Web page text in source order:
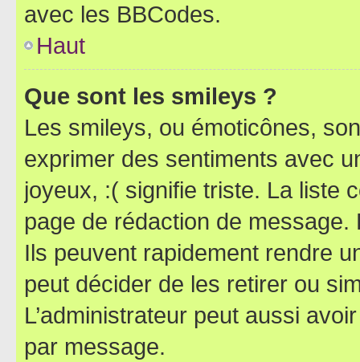
avec les BBCodes.
Haut
Que sont les smileys ?
Les smileys, ou émoticônes,
exprimer des sentiments avec
joyeux, :( signifie triste. La liste
page de rédaction de
Ils peuvent rapidement rendre
peut décider de les retirer ou
L’administrateur peut aussi
par message.